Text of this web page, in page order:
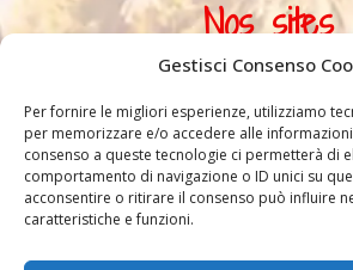
Gestisci Consenso
Per fornire le migliori esperienze, utilizziamo
per memorizzare e/o accedere alle
consenso a queste tecnologie ci permetterà di
comportamento di navigazione o ID unici su
acconsentire o ritirare il consenso può influire
caratteristiche e funzioni.
Nos sites